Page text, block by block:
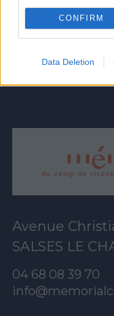
CONFIRM
Data Deletion
VOIR TOUT
Avenue
SALSES LE
04 68 08 39 70